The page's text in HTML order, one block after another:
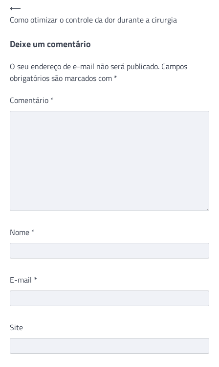
Navegação
de
Post
⟵
Como otimizar o controle da dor durante a cirurgia
Deixe um comentário
O seu endereço de e-mail não será publicado. Campos
obrigatórios são marcados com *
Comentário *
Nome *
E-mail *
Site